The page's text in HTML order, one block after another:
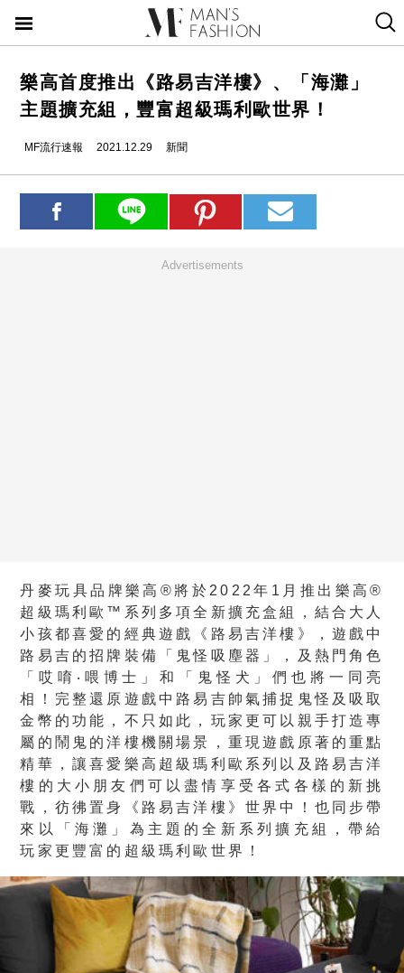
樂高首度推出《路易吉洋樓》、「海灘」
主題擴充組，豐富超級瑪利歐世界！
MF流行速報 2021.12.29 新聞
Advertisements
丹麥玩具品牌樂高®將於2022年1月推出樂高®
超級瑪利歐™系列多項全新擴充盒組，結合大人
小孩都喜愛的經典遊戲《路易吉洋樓》，遊戲中
路易吉的招牌裝備「鬼怪吸塵器」，及熱門角色
「哎唷‧喂博士」和「鬼怪犬」們也將一同亮
相！完整還原遊戲中路易吉帥氣捕捉鬼怪及吸取
金幣的功能，不只如此，玩家更可以親手打造專
屬的鬧鬼的洋樓機關場景，重現遊戲原著的重點
精華，讓喜愛樂高超級瑪利歐系列以及路易吉洋
樓的大小朋友們可以盡情享受各式各樣的新挑
戰，彷彿置身《路易吉洋樓》世界中！也同步帶
來以「海灘」為主題的全新系列擴充組，帶給
玩家更豐富的超級瑪利歐世界！